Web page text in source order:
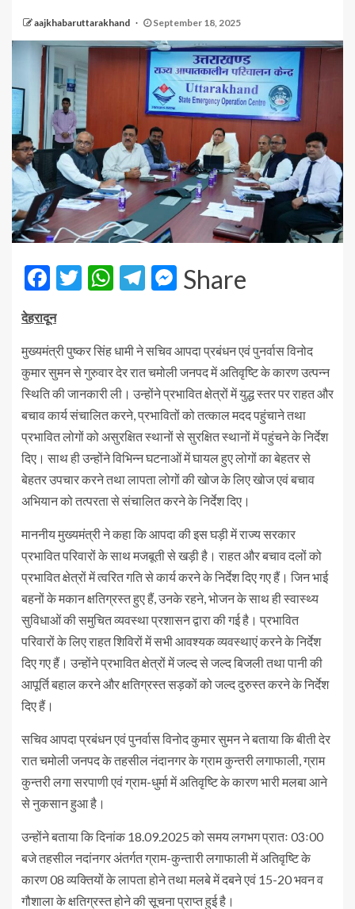
aajkhabaruttarakhand September 18, 2025
Facebook
Twitter
WhatsApp
Telegram
Messenger
Share
देहरादून
मुख्यमंत्री पुष्कर सिंह धामी ने सचिव आपदा प्रबंधन एवं पुनर्वास विनोद
कुमार सुमन से गुरुवार देर रात चमोली जनपद में अतिवृष्टि के कारण उत्पन्न
स्थिति की जानकारी ली। उन्होंने प्रभावित क्षेत्रों में युद्ध स्तर पर राहत और
बचाव कार्य संचालित करने, प्रभावितों को तत्काल मदद पहुंचाने तथा
प्रभावित लोगों को असुरक्षित स्थानों से सुरक्षित स्थानों में पहुंचने के निर्देश
दिए। साथ ही उन्होंने विभिन्न घटनाओं में घायल हुए लोगों का बेहतर से
बेहतर उपचार करने तथा लापता लोगों की खोज के लिए खोज एवं बचाव
अभियान को तत्परता से संचालित करने के निर्देश दिए।
माननीय मुख्यमंत्री ने कहा कि आपदा की इस घड़ी में राज्य सरकार
प्रभावित परिवारों के साथ मजबूती से खड़ी है। राहत और बचाव दलों को
प्रभावित क्षेत्रों में त्वरित गति से कार्य करने के निर्देश दिए गए हैं। जिन भाई
बहनों के मकान क्षतिग्रस्त हुए हैं, उनके रहने, भोजन के साथ ही स्वास्थ्य
सुविधाओं की समुचित व्यवस्था प्रशासन द्वारा की गई है। प्रभावित
परिवारों के लिए राहत शिविरों में सभी आवश्यक व्यवस्थाएं करने के निर्देश
दिए गए हैं। उन्होंने प्रभावित क्षेत्रों में जल्द से जल्द बिजली तथा पानी की
आपूर्ति बहाल करने और क्षतिग्रस्त सड़कों को जल्द दुरुस्त करने के निर्देश
दिए हैं।
सचिव आपदा प्रबंधन एवं पुनर्वास विनोद कुमार सुमन ने बताया कि बीती देर
रात चमोली जनपद के तहसील नंदानगर के ग्राम कुन्तरी लगाफाली, ग्राम
कुन्तरी लगा सरपाणी एवं ग्राम-धुर्मा में अतिवृष्टि के कारण भारी मलबा आने
से नुकसान हुआ है।
उन्होंने बताया कि दिनांक 18.09.2025 को समय लगभग प्रातः 03ः00
बजे तहसील नदांनगर अंतर्गत ग्राम-कुन्तारी लगाफाली में अतिवृष्टि के
कारण 08 व्यक्तियों के लापता होने तथा मलबे में दबने एवं 15-20 भवन व
गौशाला के क्षतिग्रस्त होने की सूचना प्राप्त हुई है।